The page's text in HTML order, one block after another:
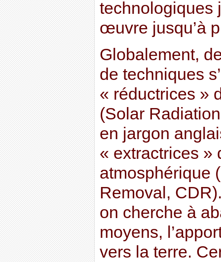
technologiques
œuvre jusqu’à
Globalement,
de techniques
« réductrices »
(Solar
en jargon
« extractrices »
atmosphérique
Removal,
on cherche à
moyens,
vers la terre.